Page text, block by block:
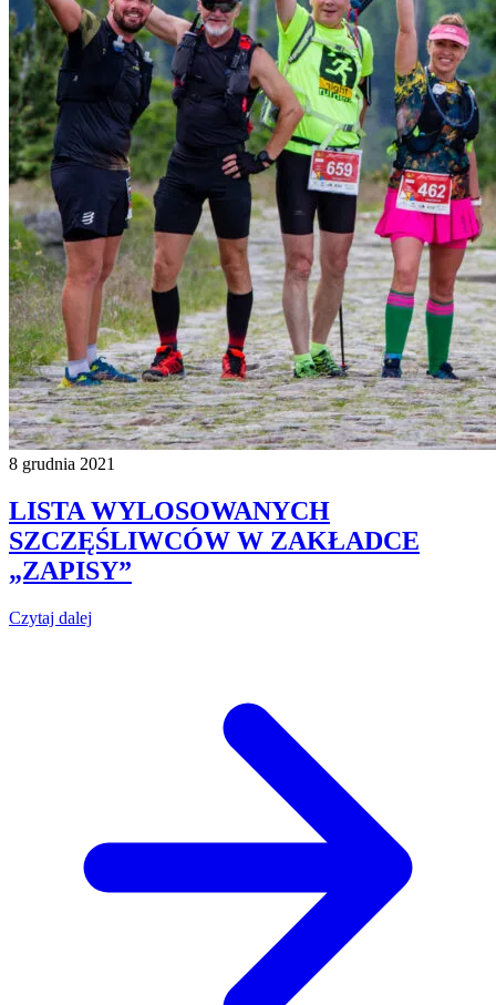
8 grudnia 2021
LISTA WYLOSOWANYCH
SZCZĘŚLIWCÓW W ZAKŁADCE
„ZAPISY”
Czytaj dalej